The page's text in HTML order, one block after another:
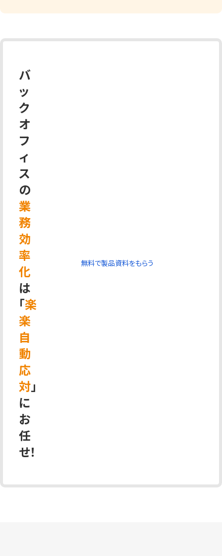
バ
ッ
ク
オ
フ
ィ
ス
の
業
務
効
率
化
は
「楽
楽
自
動
応
対」
に
お
任
せ！
無料で製品資料をもらう